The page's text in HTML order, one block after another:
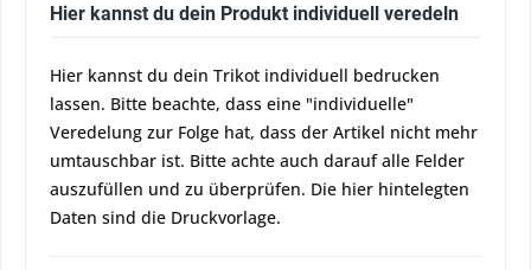
Hier kannst du dein Produkt individuell veredeln
Hier kannst du dein Trikot individuell bedrucken
lassen. Bitte beachte, dass eine "individuelle"
Veredelung zur Folge hat, dass der Artikel nicht mehr
umtauschbar ist. Bitte achte auch darauf alle Felder
auszufüllen und zu überprüfen. Die hier hintelegten
Daten sind die Druckvorlage.